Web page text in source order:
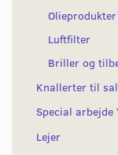
Olieprodukter
Luftfilter
Briller og
Knallerter til
Special arbejde
Lejer